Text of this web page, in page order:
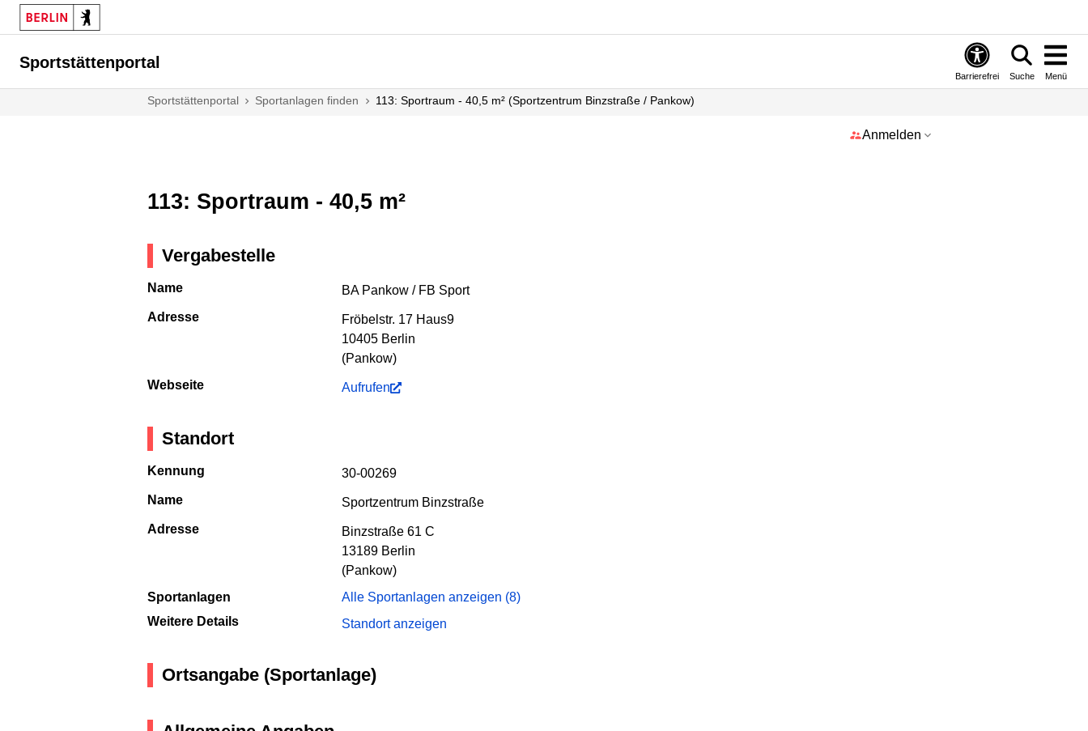
Sportstättenportal
Barrierefrei Suche Menü
Sportstättenportal Sportanlagen finden 113: Sportraum - 40,5 m² (Sportzentrum Binzstraße / Pankow)
Anmelden
113: Sportraum - 40,5 m²
Vergabestelle
Name
BA Pankow / FB Sport
Adresse
Fröbelstr. 17 Haus9
10405 Berlin
(Pankow)
Webseite
Aufrufen
Standort
Kennung
30-00269
Name
Sportzentrum Binzstraße
Adresse
Binzstraße 61 C
13189 Berlin
(Pankow)
Sportanlagen
Alle Sportanlagen anzeigen (8)
Weitere Details
Standort anzeigen
Ortsangabe (Sportanlage)